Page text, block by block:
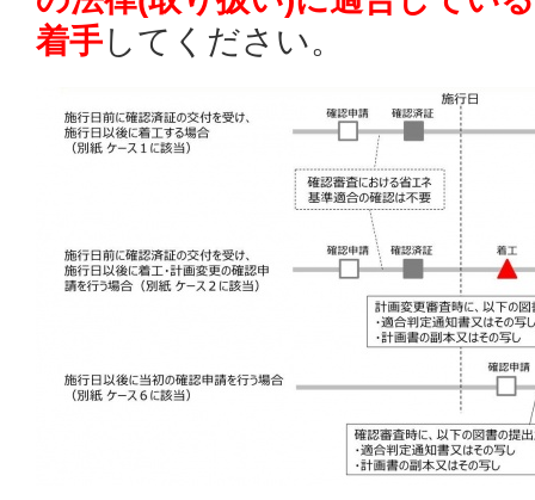
着手してください。